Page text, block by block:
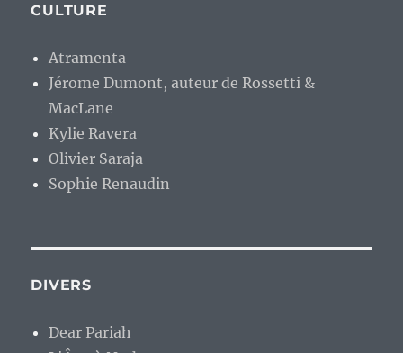
CULTURE
Atramenta
Jérome Dumont, auteur de Rossetti &
MacLane
Kylie Ravera
Olivier Saraja
Sophie Renaudin
DIVERS
Dear Pariah